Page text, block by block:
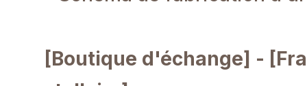
[Boutique d'échange] -